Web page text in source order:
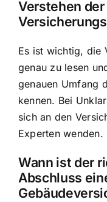
Verstehen der
Es ist wichtig, die
genau zu lesen
genauen Umfang
kennen. Bei
sich an den
Experten wenden.
Wann ist der
Abschluss